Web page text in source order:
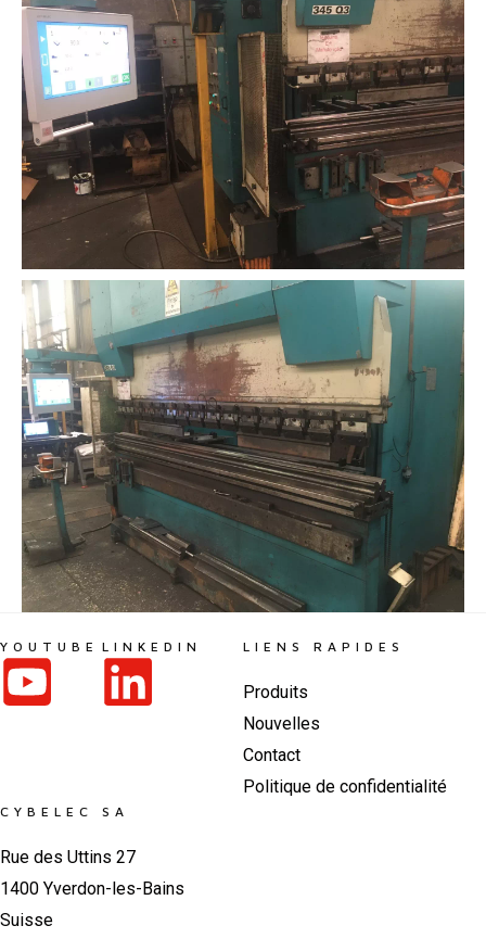
CYBELEC SA
Rue des Uttins 27
1400 Yverdon-les-Bains
Suisse
LIENS RAPIDES
Produits
Nouvelles
Contact
Politique de confidentialité
YOUTUBE LINKEDIN